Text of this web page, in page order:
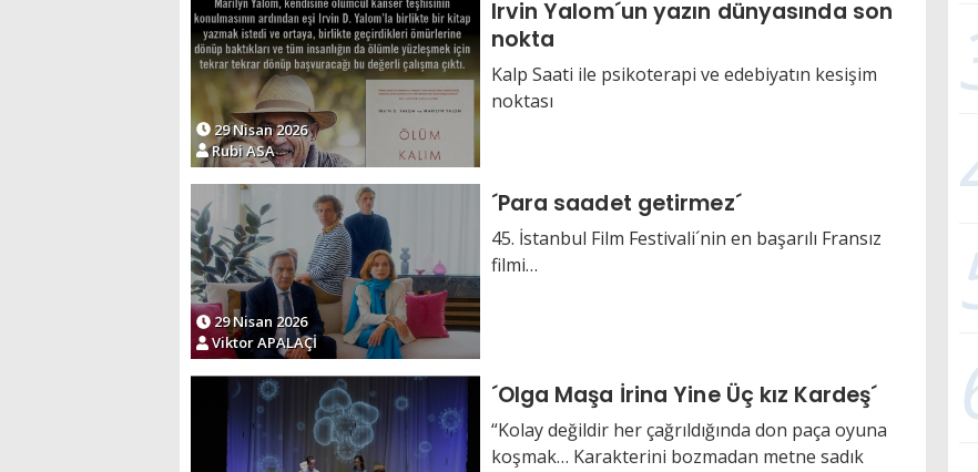
29 Nisan 2026
Rubi ASA
Irvin Yalom´un yazın dünyasında son
nokta
Kalp Saati ile psikoterapi ve edebiyatın kesişim
noktası
29 Nisan 2026
Viktor APALAÇİ
´Para saadet getirmez´
45. İstanbul Film Festivali´nin en başarılı Fransız
filmi…
´Olga Maşa İrina Yine Üç kız Kardeş´
“Kolay değildir her çağrıldığında don paça oyuna
koşmak… Karakterini bozmadan metne sadık